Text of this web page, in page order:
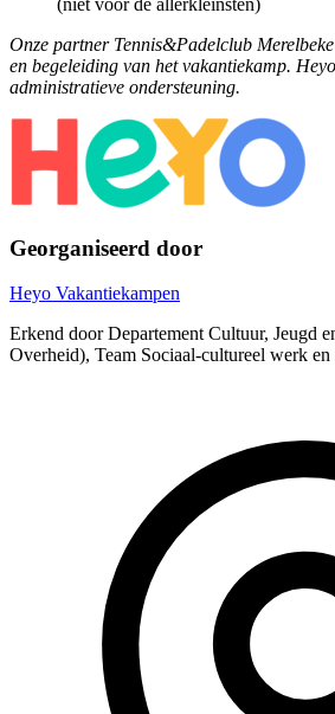
Onze partner Tennis&Padelclub
en begeleiding van het vakantiekamp.
administratieve ondersteuning.
Georganiseerd door
Heyo Vakantiekampen
Erkend door Departement Cultuur, Jeugd
Overheid), Team Sociaal-cultureel werk